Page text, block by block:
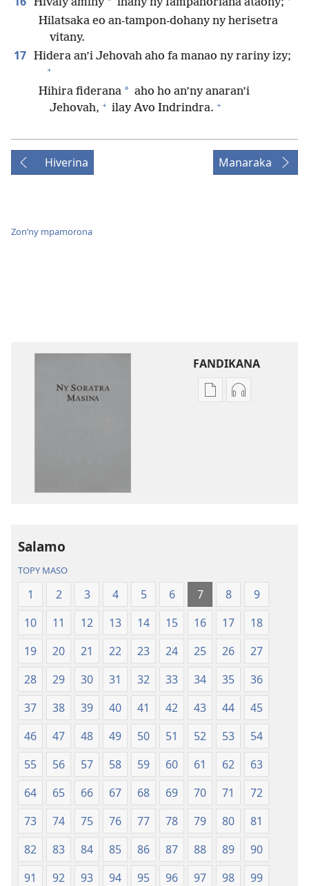
Hilatsaka eo an-tampon-dohany ny herisetra
vitany.
17 Hidera an’i Jehovah aho fa manao ny rariny izy;
+
Hihira fiderana * aho ho an’ny anaran’i
Jehovah, + ilay Avo Indrindra. +
Hiverina Manaraka
Zon’ny mpamorona
FANDIKANA
Fandikana
2021)
Fandikana
2021)
Salamo
TOPY MASO
1 2 3 4 5 6 7 8
9
10
11 12 13 14 15 16 17
18
19
20 21 22 23 24 25 26
27
28
29 30 31 32 33 34 35
36
37
38 39 40 41 42 43 44
45
46
47 48 49 50 51 52 53
54
55
56 57 58 59 60 61 62
63
64
65 66 67 68 69 70 71
72
73
74 75 76 77 78 79 80
81
82
83 84 85 86 87 88 89
90
91
92 93 94 95 96 97 98
99